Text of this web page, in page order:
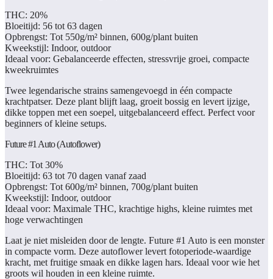
THC: 20%
Bloeitijd: 56 tot 63 dagen
Opbrengst: Tot 550g/m² binnen, 600g/plant buiten
Kweekstijl: Indoor, outdoor
Ideaal voor: Gebalanceerde effecten, stressvrije groei, compacte
kweekruimtes
Twee legendarische strains samengevoegd in één compacte
krachtpatser. Deze plant blijft laag, groeit bossig en levert ijzige,
dikke toppen met een soepel, uitgebalanceerd effect. Perfect voor
beginners of kleine setups.
Future #1 Auto (Autoflower)
THC: Tot 30%
Bloeitijd: 63 tot 70 dagen vanaf zaad
Opbrengst: Tot 600g/m² binnen, 700g/plant buiten
Kweekstijl: Indoor, outdoor
Ideaal voor: Maximale THC, krachtige highs, kleine ruimtes met
hoge verwachtingen
Laat je niet misleiden door de lengte. Future #1 Auto is een monster
in compacte vorm. Deze autoflower levert fotoperiode-waardige
kracht, met fruitige smaak en dikke lagen hars. Ideaal voor wie het
groots wil houden in een kleine ruimte.